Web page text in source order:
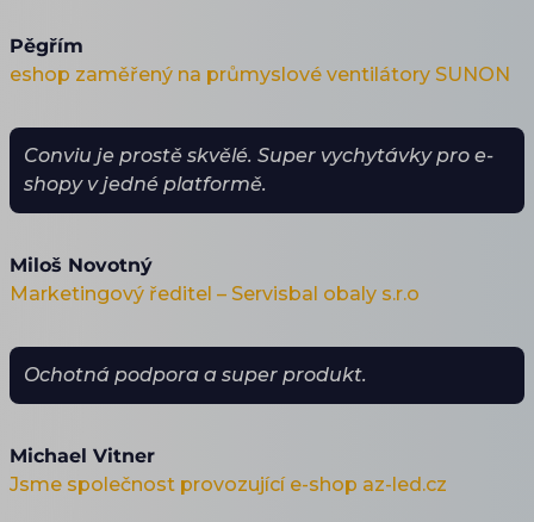
Pěgřím
eshop zaměřený na průmyslové ventilátory SUNON
Conviu je prostě skvělé. Super vychytávky pro e-
shopy v jedné platformě.
Miloš Novotný
Marketingový ředitel – Servisbal obaly s.r.o
Ochotná podpora a super produkt.
Michael Vitner
Jsme společnost provozující e-shop az-led.cz